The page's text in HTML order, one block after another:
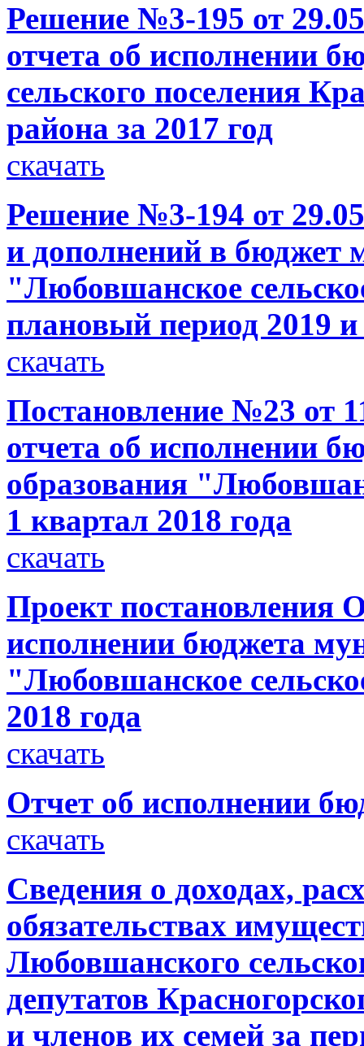
Решение №3-195 от
отчета об исполнении
сельского поселения
района за 2017 год
скачать
Решение №3-194 от
и дополнений в бюджет
"Любовшанское
плановый период 2019 и
скачать
Постановление №23 от
отчета об исполнении
образования
1 квартал 2018 года
скачать
Проект постановления
исполнении бюджета
"Любовшанское
2018 года
скачать
Отчет об исполнении
скачать
Сведения о доходах,
обязательствах
Любовшанского
депутатов
и членов их семей за